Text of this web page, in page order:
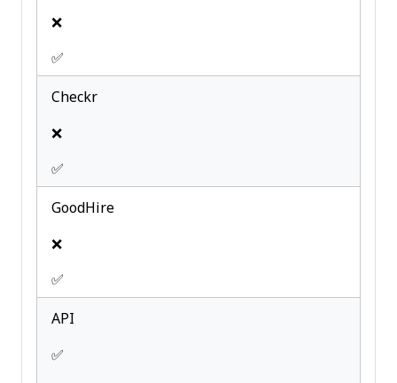
❌
✅
Checkr
❌
✅
GoodHire
❌
✅
API
✅